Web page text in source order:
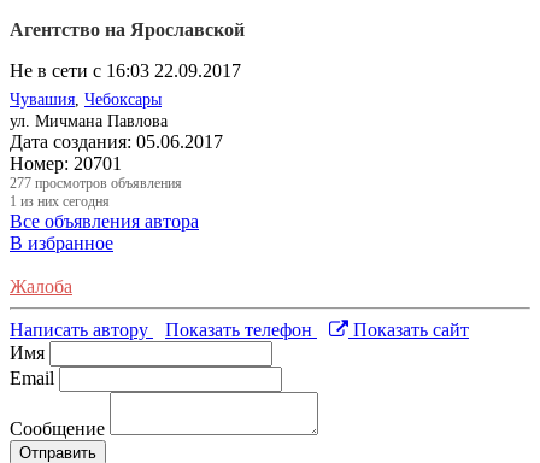
Агентство на Ярославской
Не в сети с 16:03 22.09.2017
Чувашия Чебоксары
ул. Мичмана Павлова
Дата создания: 05.06.2017
Номер: 20701
277 просмотров объявления
1 из них сегодня
Все объявления автора
В избранное
Жалоба
Написать автору Показать телефон
Показать сайт
Имя
Email
Сообщение
Отправить